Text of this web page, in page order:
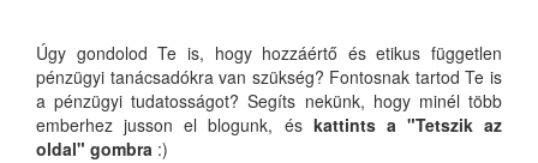
Úgy gondolod Te is, hogy hozzáértő és etikus független
pénzügyi tanácsadókra van szükség? Fontosnak tartod Te is
a pénzügyi tudatosságot? Segíts nekünk, hogy minél több
emberhez jusson el blogunk, és kattints a "Tetszik az
oldal" gombra :)